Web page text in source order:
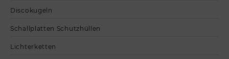
Discokugeln
Schallplatten Schutzhüllen
Lichterketten